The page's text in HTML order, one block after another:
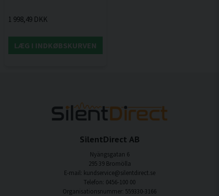
1 998,49 DKK
LÆG I INDKØBSKURVEN
SilentDirect AB
Nyängsgatan 6
295 39 Bromölla
E-mail: kundservice@silentdirect.se
Telefon: 0456-100 00
Organisationsnummer: 559330-3166